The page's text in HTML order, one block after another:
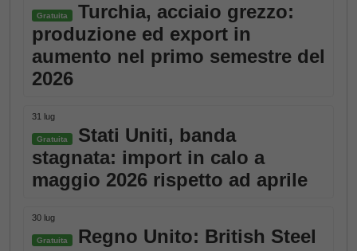
Gratuita
Turchia, acciaio grezzo:
produzione ed export in
aumento nel primo semestre del
2026
31 lug
Gratuita
Stati Uniti, banda
stagnata: import in calo a
maggio 2026 rispetto ad aprile
30 lug
Gratuita
Regno Unito: British Steel